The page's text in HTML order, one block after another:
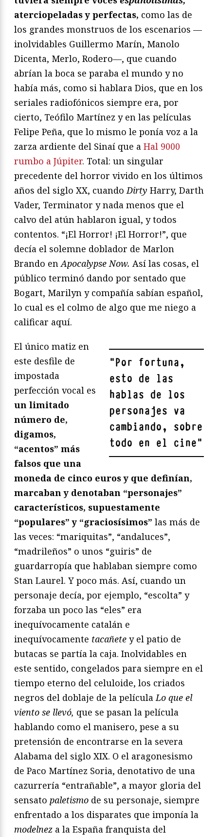
aterciopeladas y perfectas, como las de
los grandes monstruos de los escenarios —
inolvidables Guillermo Marín, Manolo
Dicenta, Merlo, Rodero—, que cuando
abrían la boca se paraba el mundo y no
había más, como si hablara Dios, que en los
seriales radiofónicos siempre era, por
cierto, Teófilo Martínez y en las películas
Felipe Peña, que lo mismo le ponía voz a la
zarza ardiente del Sinaí que a Hal 9000
rumbo a Júpiter. Total: un singular
precedente del horror vivido en los últimos
años del siglo XX, cuando Dirty Harry, Darth
Vader, Terminator y nada menos que el
calvo del atún hablaron igual, y todos
contentos. “¡El Horror! ¡El Horror!”, que
decía el solemne doblador de Marlon
Brando en Apocalypse Now. Así las cosas, el
público terminó dando por sentado que
Bogart, Marilyn y compañía sabían español,
lo cual es el colmo de algo que me niego a
calificar aquí.
"Por fortuna,
esto de las
hablas de los
personajes va
cambiando, sobre
todo en el cine"
El único matiz en
este desfile de
impostada
perfección vocal es
un limitado
número de,
digamos,
“acentos” más
falsos que una
moneda de cinco euros y que definían,
marcaban y denotaban “personajes”
característicos, supuestamente
“populares” y “graciosísimos” las más de
las veces: “mariquitas”, “andaluces”,
“madrileños” o unos “guiris” de
guardarropía que hablaban siempre como
Stan Laurel. Y poco más. Así, cuando un
personaje decía, por ejemplo, “escolta” y
forzaba un poco las “eles” era
inequívocamente catalán e
inequívocamente tacañete y el patio de
butacas se partía la caja. Inolvidables en
este sentido, congelados para siempre en el
tiempo eterno del celuloide, los criados
negros del doblaje de la película Lo que el
viento se llevó, que se pasan la película
hablando como el manisero, pese a su
pretensión de encontrarse en la severa
Alabama del siglo XIX. O el aragonesismo
de Paco Martínez Soria, denotativo de una
cazurrería “entrañable”, a mayor gloria del
sensato paletismo de su personaje, siempre
enfrentado a los disparates que imponía la
modelnez a la España franquista del